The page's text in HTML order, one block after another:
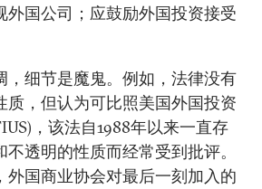
外国公司；应鼓励外国投资接受
，细节是魔鬼。例如，法律没有
质，但认为可比照美国外国投资
，该法自1988年以来一直存
透明的性质而经常受到批评。
外国商业协会对最后一刻加入的